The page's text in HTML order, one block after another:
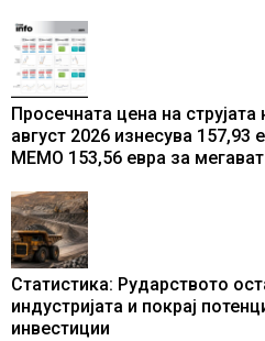
Просечната цена на струјата
август 2026 изнесува 157,93
МЕМО 153,56 евра за
Статистика: Рударството
индустријата и покрај
инвестиции